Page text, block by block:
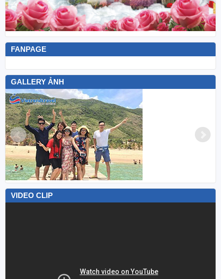
FANPAGE
GALLERY ẢNH
VIDEO CLIP